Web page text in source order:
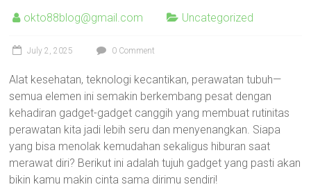
okto88blog@gmail.com Uncategorized
July 2, 2025 0 Comment
Alat kesehatan, teknologi kecantikan, perawatan tubuh—
semua elemen ini semakin berkembang pesat dengan
kehadiran gadget-gadget canggih yang membuat rutinitas
perawatan kita jadi lebih seru dan menyenangkan. Siapa
yang bisa menolak kemudahan sekaligus hiburan saat
merawat diri? Berikut ini adalah tujuh gadget yang pasti akan
bikin kamu makin cinta sama dirimu sendiri!